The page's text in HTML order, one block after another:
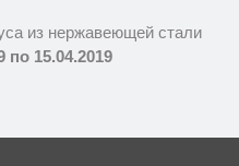
из нержавеющей стали
по 15.04.2019